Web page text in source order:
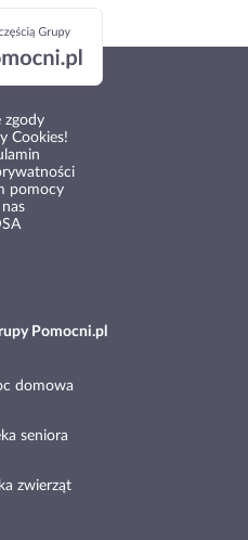
zgody
Cookies!
pomocy
Pomocni.pl
domowa
seniora
zwierząt